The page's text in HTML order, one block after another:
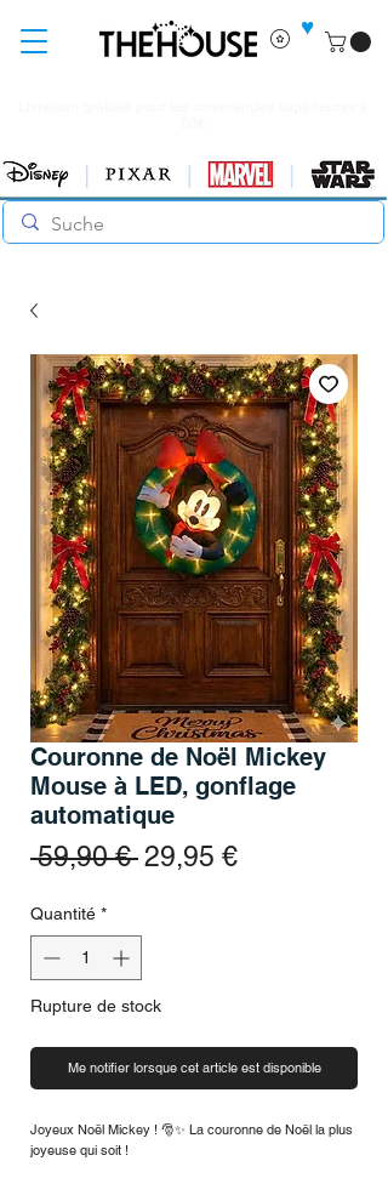
♥
Couronne de Noël Mickey
Mouse à LED, gonflage
automatique
59,90 € Prix original
29,95 €Prix
Quantité *
Rupture de stock
Me notifier lorsque cet article est disponible
Joyeux Noël Mickey ! 🎅✨ La couronne de Noël la plus
joyeuse qui soit !